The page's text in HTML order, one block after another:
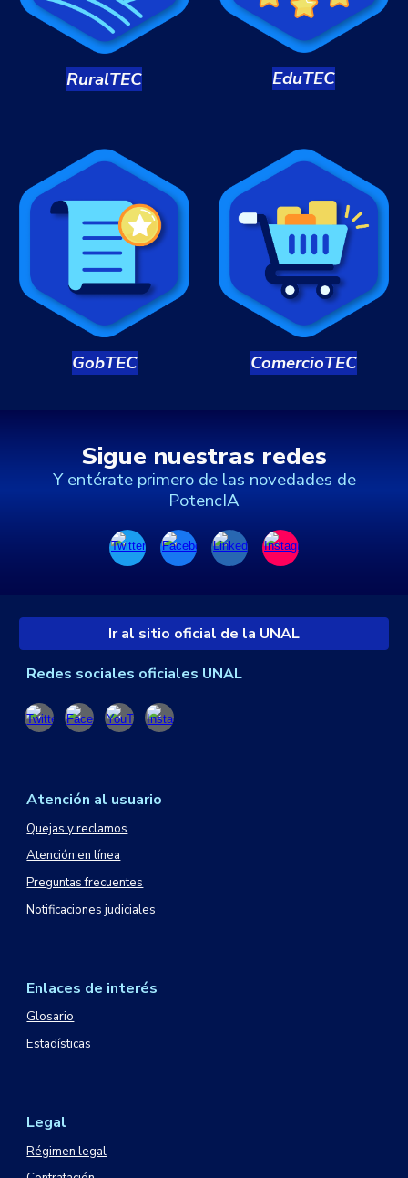
RuralTEC EduTEC
GobTEC ComercioTEC
Sigue nuestras redes
Y entérate primero de las novedades de
PotencIA
Ir al sitio oficial de la UNAL
Redes sociales oficiales UNAL
Atención al usuario
Quejas y reclamos
Atención en línea
Preguntas frecuentes
Notificaciones judiciales
Enlaces de interés
Glosario
Estadísticas
Legal
Régimen legal